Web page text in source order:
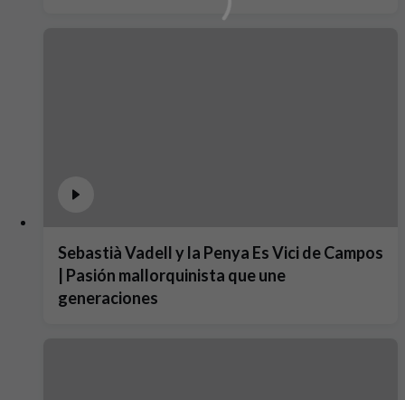
Sebastià Vadell y la Penya Es Vici de Campos
| Pasión mallorquinista que une
generaciones